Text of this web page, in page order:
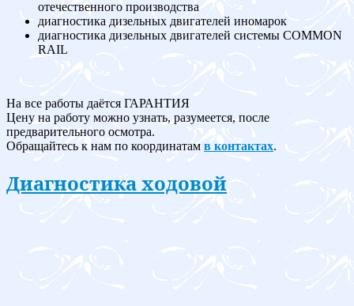
отечественного производства
диагностика дизельных двигателей иномарок
диагностика дизельных двигателей системы COMMON
RAIL
На все работы даётся ГАРАНТИЯ
Цену на работу можно узнать, разумеется, после
предварительного осмотра.
Обращайтесь к нам по координатам в контактах.
Диагностика ходовой